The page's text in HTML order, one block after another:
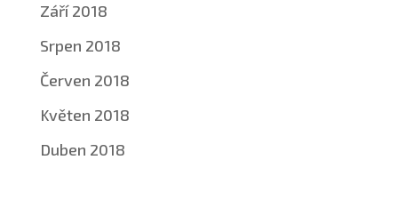
Září 2018
Srpen 2018
Červen 2018
Květen 2018
Duben 2018